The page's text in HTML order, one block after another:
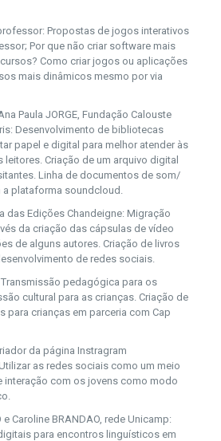
Propostas de jogos interativos
Por que não criar software mais
Como criar jogos ou aplicações
mais dinâmicos mesmo por via
Paula JORGE, Fundação Calouste
Desenvolvimento de bibliotecas
papel e digital para melhor atender às
Criação de um arquivo digital
Linha de documentos de som/
plataforma soundcloud.
das Edições Chandeigne: Migração
da criação das cápsulas de vídeo
de alguns autores. Criação de livros
de redes sociais.
pedagógica para os
cultural para as crianças. Criação de
para crianças em parceria com Cap
da página Instragram
as redes sociais como um meio
interação com os jovens como modo
e Caroline BRANDAO, rede Unicamp:
para encontros linguísticos em